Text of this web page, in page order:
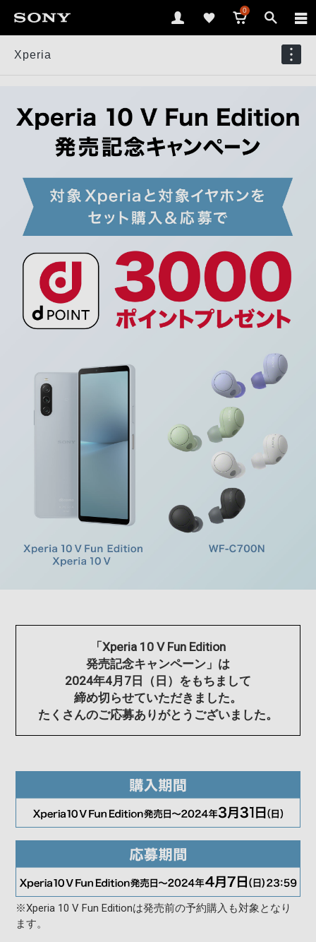
0
Xperia
「Xperia 10 V Fun Edition
発売記念キャンペーン」は
2024年4月7日（日）をもちまして
締め切らせていただきました。
たくさんのご応募ありがとうございました。
※Xperia 10 V Fun Editionは発売前の予約購入も対象となり
ます。